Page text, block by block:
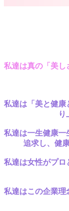
私達は真の「美し
私達は「美と健康
り
私達は一生健康一
追求し、健
私達は女性がプロ
私達はこの企業理